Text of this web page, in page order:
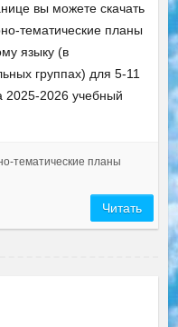
вы можете скачать
тематические планы
языку (в
группах) для 5-11
2025-2026 учебный
тематические планы
Читать